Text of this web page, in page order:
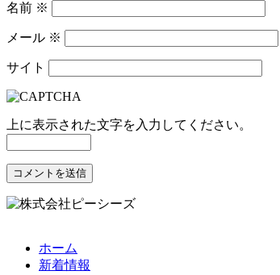
名前 ※
メール ※
サイト
上に表示された文字を入力してください。
ホーム
新着情報